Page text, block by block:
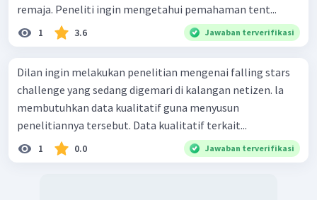
remaja. Peneliti ingin mengetahui pemahaman tent...
1 3.6 Jawaban terverifikasi
Dilan ingin melakukan penelitian mengenai falling stars
challenge yang sedang digemari di kalangan netizen. la
membutuhkan data kualitatif guna menyusun
penelitiannya tersebut. Data kualitatif terkait...
1 0.0 Jawaban terverifikasi